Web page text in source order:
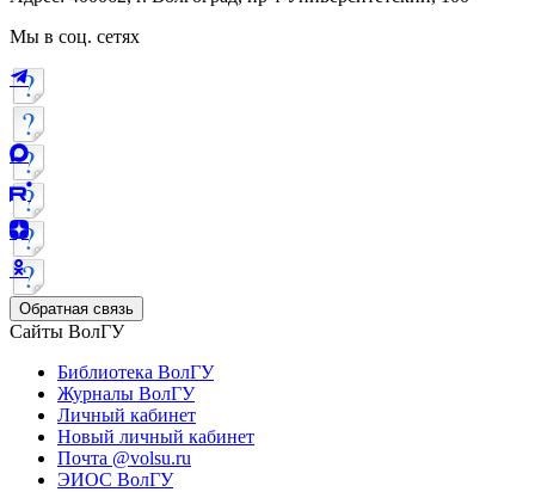
Мы в соц. сетях
Обратная связь
Сайты ВолГУ
Библиотека ВолГУ
Журналы ВолГУ
Личный кабинет
Новый личный кабинет
Почта @volsu.ru
ЭИОС ВолГУ